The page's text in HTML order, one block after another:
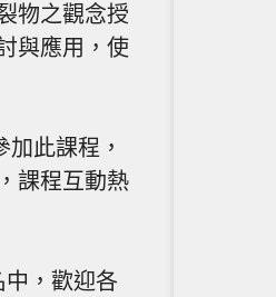
物之觀念授
與應用，使
此課程，
課程互動熱
，歡迎各